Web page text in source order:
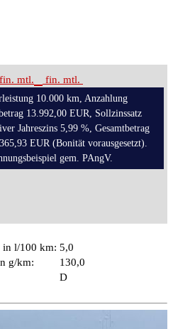
fin. mtl. fin. mtl.
10.000 km, Anzahlung
13.992,00 EUR, Sollzinssatz
Jahreszins 5,99 %, Gesamtbetrag
EUR (Bonität vorausgesetzt).
gem. PAngV.
in l/100 km: 5,0
g/km:
130,0
D